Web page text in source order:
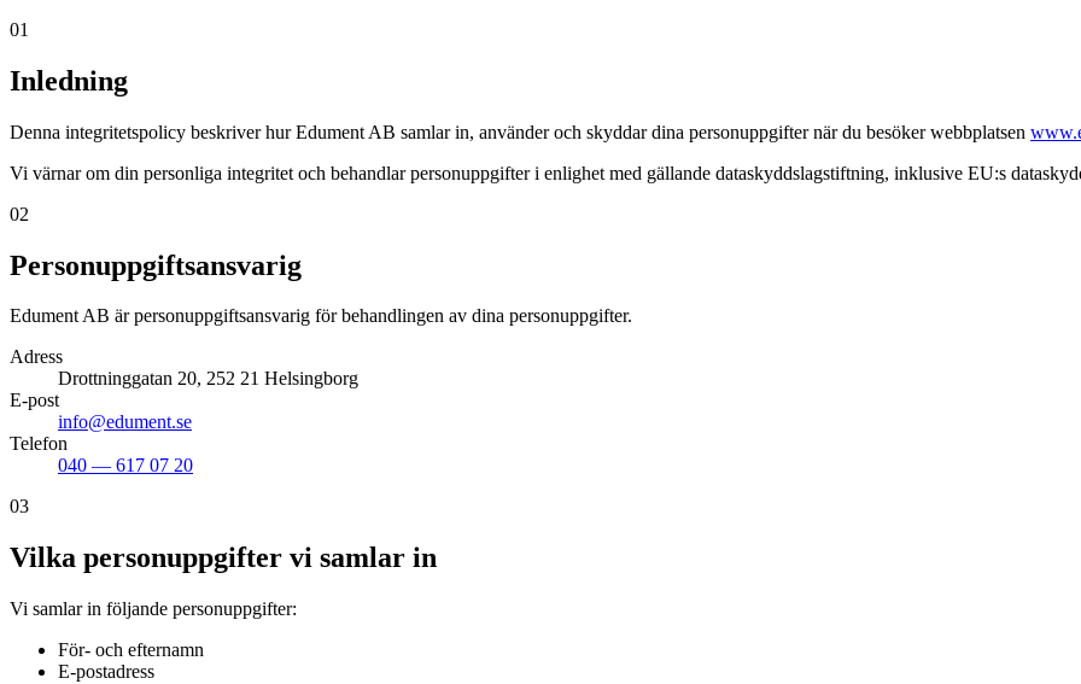
01
Inledning
Denna integritetspolicy beskriver hur Edument AB samlar in, använder och skyddar dina personuppgifter när du besöker webbplatsen
Vi värnar om din personliga integritet och behandlar personuppgifter i enlighet med gällande dataskyddslagstiftning, inklusive EU:s
02
Personuppgiftsansvarig
Edument AB är personuppgiftsansvarig för behandlingen av dina personuppgifter.
Adress
Drottninggatan 20, 252 21 Helsingborg
E-post
info@edument.se
Telefon
040 — 617 07 20
03
Vilka personuppgifter vi samlar in
Vi samlar in följande personuppgifter:
För- och efternamn
E-postadress